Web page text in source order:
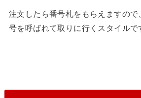
注文したら番号札をもらえますの
号を呼ばれて取りに行くスタイルで